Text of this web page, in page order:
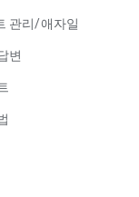
관리/애자일
변